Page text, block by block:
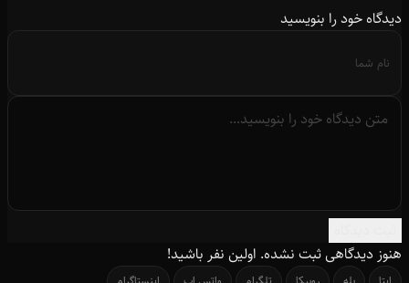
دیدگاه خود را بنویسید
هنوز دیدگاهی ثبت نشده. اولین نفر باشید!